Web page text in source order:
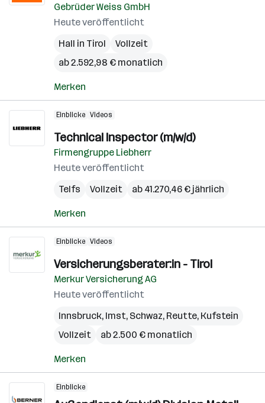
Gebrüder Weiss GmbH
Heute veröffentlicht
Hall in Tirol
Vollzeit
ab 2.592,98 € monatlich
Merken
Einblicke Videos
Technical Inspector (m/w/d)
Firmengruppe Liebherr
Heute veröffentlicht
Telfs
Vollzeit ab 41.270,46 € jährlich
Merken
Einblicke Videos
Versicherungsberater:in - Tirol
Merkur Versicherung AG
Heute veröffentlicht
Innsbruck, Imst, Schwaz, Reutte, Kufstein
Vollzeit
ab 2.500 € monatlich
Merken
Einblicke